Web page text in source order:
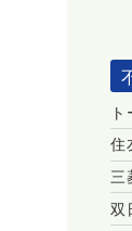
住
三
双